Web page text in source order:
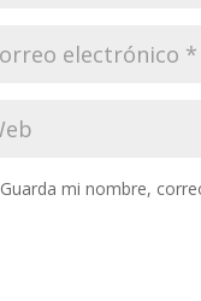
Guarda mi nombre,